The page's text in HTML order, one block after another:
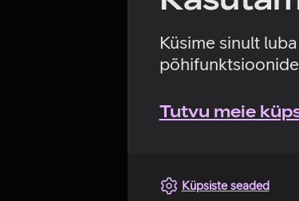
Küsime sinult
Tutvu meie
Küpsiste seaded